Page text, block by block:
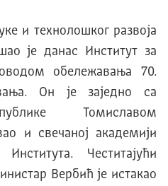
и технолошког развоја
је данас Институт за
обележавања 70.
Он је заједно са
Томиславом
и свечаној академији
Честитајући
Вербић је истакао